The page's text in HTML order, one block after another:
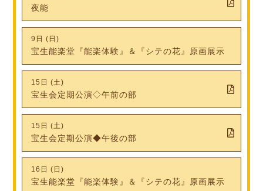
夜能
9日 (日)
宝生能楽堂『能楽体験』＆『シテの花』原画展示
15日 (土)
宝生会定期公演◇午前の部
15日 (土)
宝生会定期公演◆午後の部
16日 (日)
宝生能楽堂『能楽体験』＆『シテの花』原画展示